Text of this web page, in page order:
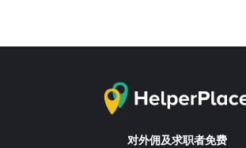
对外佣及求职者免费